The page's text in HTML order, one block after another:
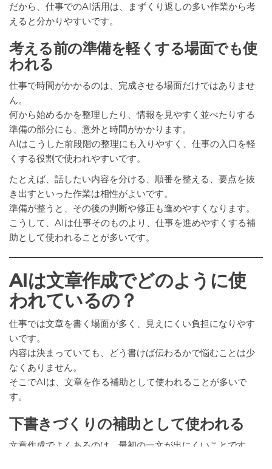
だから、仕事でのAI活用は、まずくり返しの多い作業から考
えると分かりやすいです。
考える前の準備を軽くする場面でも使
われる
仕事で時間がかかるのは、完成させる場面だけではありませ
ん。
何から始めるかを整理したり、情報を見やすく並べたりする
準備の部分にも、意外と時間がかかります。
AIはこうした前段階の整理にも入りやすく、仕事の入口を軽
くする役割で使われやすいです。
たとえば、話したい内容を分ける、順番を整える、要点を抜
き出すといった作業は相性がよいです。
準備が整うと、その後の判断や修正も進めやすくなります。
こうして、AIは仕事そのものより、仕事を進めやすくする補
助として使われることが多いです。
AIは文章作成でどのように使
われているの？
仕事では文章を書く場面が多く、見えにくい負担になりやす
いです。
内容は決まっていても、どう書けば伝わるかで悩むことは少
なくありません。
そこでAIは、文章を作る補助として使われることが多いで
す。
下書きづくりの補助として使われる
文章作成でよくあるのは、最初の一文が出にくいことです。